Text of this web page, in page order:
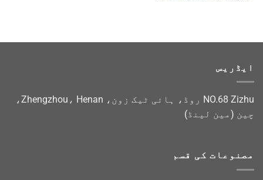
ایڈریس
NO.68 Zizhu روڈ، ہائی ٹیک زون، Zhengzhou، Henan،
چین (مین لینڈ)
مصنوعات کی قسم